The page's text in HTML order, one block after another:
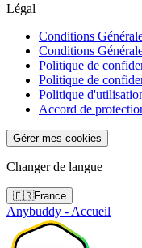
Légal
Conditions
Conditions
Politique de
Politique de
Politique
Accord de
Gérer mes cookies
Changer de langue
🇫🇷France
Anybuddy - Accueil